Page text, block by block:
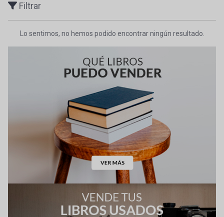
Filtrar
Lo sentimos, no hemos podido encontrar ningún resultado.